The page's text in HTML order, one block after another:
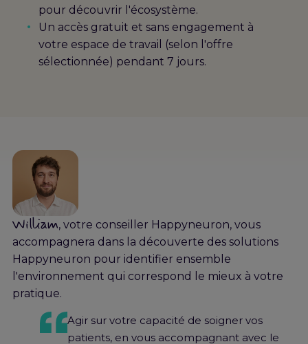
pour découvrir l'écosystème.
Un accès gratuit et sans engagement à
votre espace de travail (selon l'offre
sélectionnée) pendant 7 jours.
William, votre conseiller Happyneuron, vous
accompagnera dans la découverte des solutions
Happyneuron pour identifier ensemble
l'environnement qui correspond le mieux à votre
pratique.
Agir sur votre capacité de soigner vos
patients, en vous accompagnant avec le